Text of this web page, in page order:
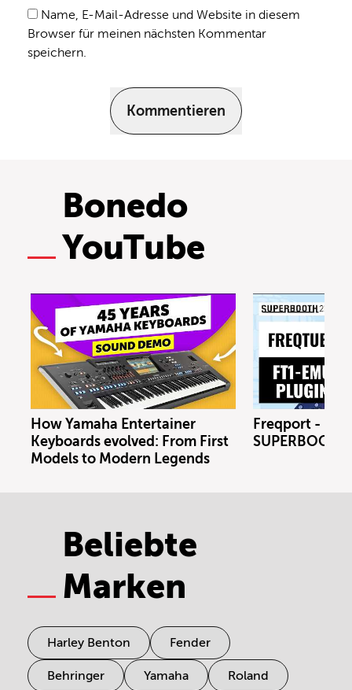
Name, E-Mail-Adresse und Website in diesem
Browser für meinen nächsten Kommentar
speichern.
Kommentieren
Bonedo
YouTube
How Yamaha Entertainer
Keyboards evolved: From First
Models to Modern Legends
Freqport -
Beliebte
Marken
Harley Benton Fender
Behringer Yamaha Roland